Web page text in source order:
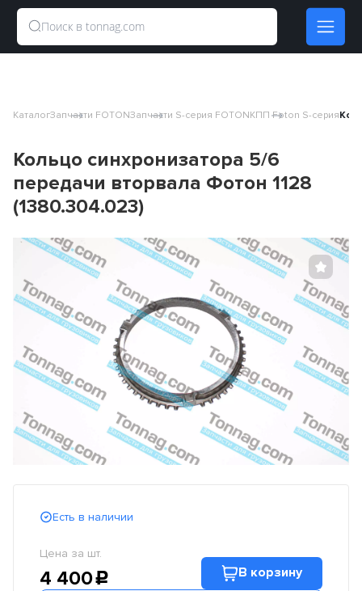
КаталогЗапчасти FOTONЗапчасти S-серия FOTONКПП Foton S-серия
Кольцо синхронизатора 5/6
передачи вторвала Фотон 1128
(1380.304.023)
Есть в наличии
Цена за шт.
4 400c В корзину